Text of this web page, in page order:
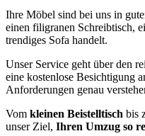
Ihre Möbel sind bei uns in
einen filigranen Schreibtisch,
trendiges Sofa handelt.
Unser Service geht über den
eine kostenlose Besichtigung
Anforderungen genau
Vom kleinen Beistelltisch bis
unser Ziel, Ihren Umzug so